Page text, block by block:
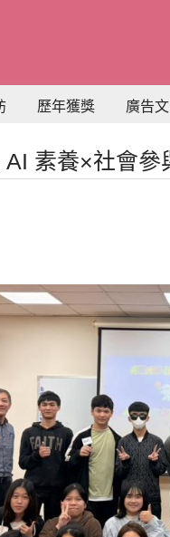
歷年獲獎 廣告
素養×社會